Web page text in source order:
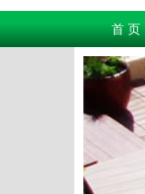
首 页